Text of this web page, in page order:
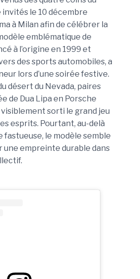
le 10 décembre
à Milan afin de célébrer la
emblématique de
à l’origine en 1999 et
des sports automobiles, a
lors d’une soirée festive.
désert du Nevada, paires
de Dua Lipa en Porsche
visiblement sorti le grand jeu
esprits. Pourtant, au-delà
le modèle semble
une empreinte durable dans